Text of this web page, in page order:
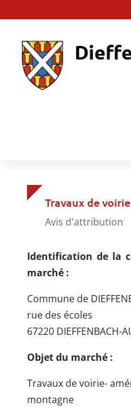
Travaux de voirie
Avis d'attribution
Identification de la
marché :
Commune de
rue des écoles
67220 DIEFFENBACH-
Objet du marché :
Travaux de voirie-
montagne